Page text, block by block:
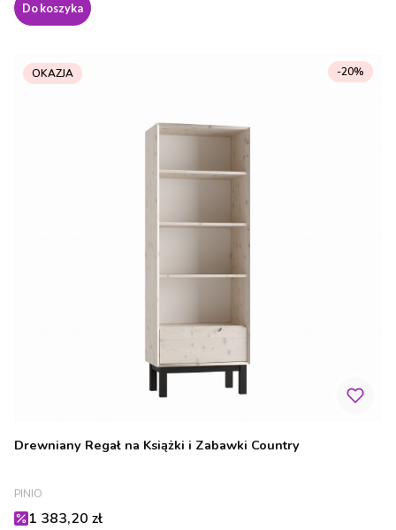
Do koszyka
OKAZJA
Drewniany Regał na Książki i Zabawki Country
PRODUCENT
PINIO
Cena promocyjna
1 383,20 zł
-20%